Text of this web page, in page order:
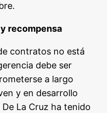
recompensa
contratos no está
debe ser
a largo
y en desarrollo
La Cruz ha tenido